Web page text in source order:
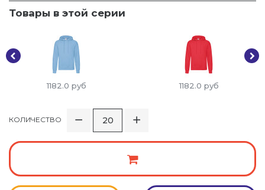
Товары в этой серии
1182.0 руб 1182.0 руб
КОЛИЧЕСТВО